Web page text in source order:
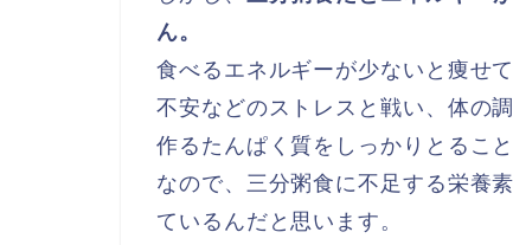
ん。
食べるエネルギーが少ないと痩せ
不安などのストレスと戦い、体の
作るたんぱく質をしっかりとること
なので、三分粥食に不足する栄養
ているんだと思います。